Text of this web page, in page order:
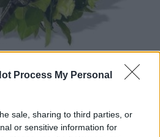
Process My Personal
sale, sharing to third parties, or
or sensitive information for
κοντά μας…